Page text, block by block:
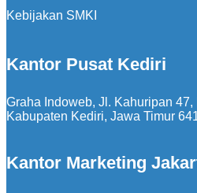
Kebijakan SMKI
Kantor Pusat Kediri
Graha Indoweb, Jl. Kahuripan
Kabupaten Kediri, Jawa Timur
Kantor Marketing